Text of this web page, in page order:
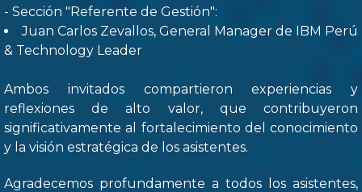
- Sección "Referente de Gestión":
Juan Carlos Zevallos, General Manager de IBM Perú
& Technology Leader
Ambos invitados compartieron experiencias y
reflexiones de alto valor, que contribuyeron
significativamente al fortalecimiento del conocimiento
y la visión estratégica de los asistentes.
Agradecemos profundamente a todos los asistentes,